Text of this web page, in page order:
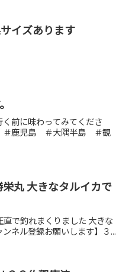
イズあります
前に味わってみてくださ
鹿児島 ＃大隅半島 ＃観
丸 大きなタルイカで
で釣れまくりました 大きな
ネル登録お願いします】３...